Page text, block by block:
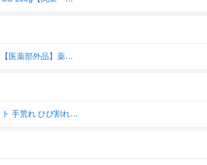
【3個セット】Papilio パピリオ ハンドマッサージエッセンスリペアSS 100g【医薬部外品】薬用 手の美容液保湿 あかぎれ ひび割れ 手荒れ 乾燥肌
薬用ハンドクリームパピリオハンドマッサージエッセンスリペアSS 3本セット 手荒れ ひび割れ 予防 べたつかない ハンドクリーム papilio 無香料 医薬部外品